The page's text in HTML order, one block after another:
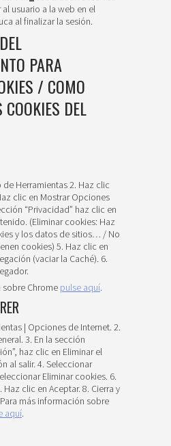
usuario a la web en el
al finalizar la sesión.
PARA
/ COMO
DEL
Herramientas 2. Haz clic
clic en Mostrar Opciones
“Privacidad” haz clic en
(Eliminar cookies: Haz
y los datos de sitios… / No
cookies) 5. Haz clic en
(vaciar la Caché). 6.
sobre Chrome pulse aquí.
| Opciones de Internet. 2.
3. En la sección
haz clic en Eliminar el
al salir. 4. Seleccionar
Eliminar cookies. 6.
Haz clic en Aceptar. 8. Cierra y
más información sobre
aquí.